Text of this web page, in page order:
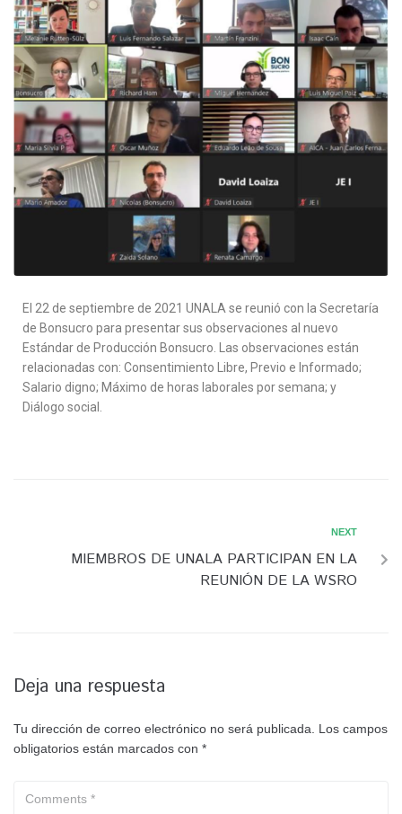
El 22 de septiembre de 2021 UNALA se reunió con la Secretaría
de Bonsucro para presentar sus observaciones al nuevo
Estándar de Producción Bonsucro. Las observaciones están
relacionadas con: Consentimiento Libre, Previo e Informado;
Salario digno; Máximo de horas laborales por semana; y
Diálogo social.
NEXT
MIEMBROS DE UNALA PARTICIPAN EN LA
REUNIÓN DE LA WSRO
Deja una respuesta
Tu dirección de correo electrónico no será publicada.
Los campos
obligatorios están marcados con *